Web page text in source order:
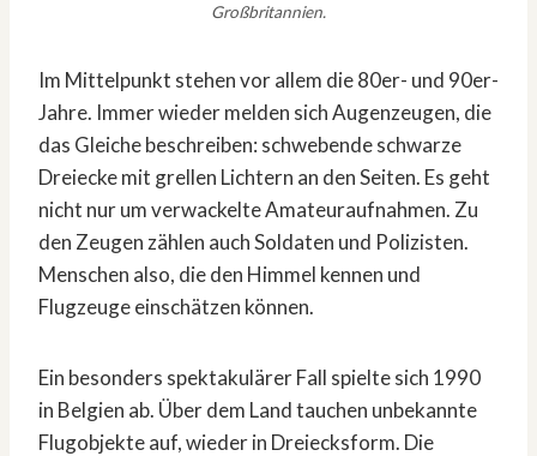
Großbritannien.
Im Mittelpunkt stehen vor allem die 80er- und 90er-
Jahre. Immer wieder melden sich Augenzeugen, die
das Gleiche beschreiben: schwebende schwarze
Dreiecke mit grellen Lichtern an den Seiten. Es geht
nicht nur um verwackelte Amateuraufnahmen. Zu
den Zeugen zählen auch Soldaten und Polizisten.
Menschen also, die den Himmel kennen und
Flugzeuge einschätzen können.
Ein besonders spektakulärer Fall spielte sich 1990
in Belgien ab. Über dem Land tauchen unbekannte
Flugobjekte auf, wieder in Dreiecksform. Die